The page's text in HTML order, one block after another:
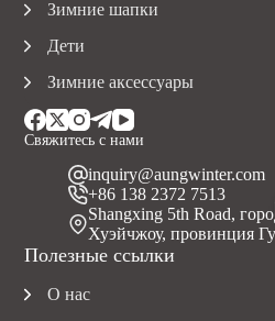
Свяжитесь с нами
inquiry@aungwinter.com
+86 138 2372 7513
Shangxing 5th Road,
Хуэйчжоу, провинция
Полезные ссылки
О нас
Зимние шапки
Дети
Зимние аксессуары